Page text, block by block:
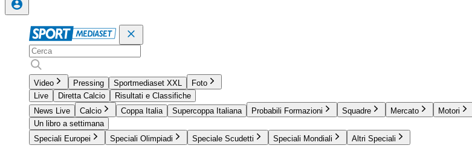
Video Pressing Sportmediaset XXL
Foto
Live
Diretta Calcio
Risultati e Classifiche
News Live
Calcio Coppa Italia Supercoppa Italiana Probabili Formazioni Squadre Mercato Motori
Un libro a settimana
Speciali Europei
Speciali Olimpiadi Speciale Scudetti Speciali Mondiali Altri Speciali